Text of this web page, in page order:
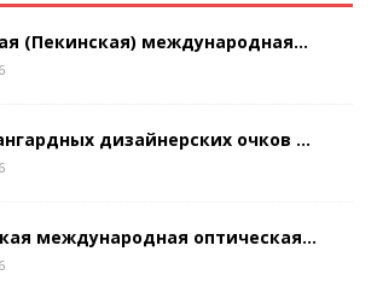
(Пекинская) международная...
дизайнерских очков ...
международная оптическая...